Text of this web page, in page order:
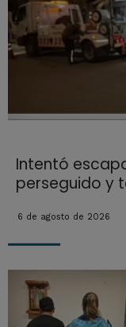
Intentó
perseguido y
6 de agosto de 2026